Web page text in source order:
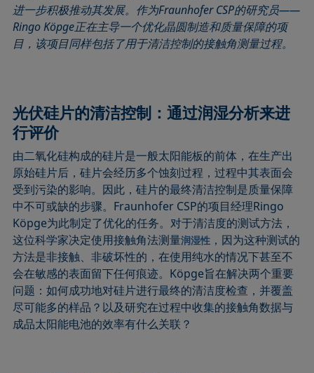
进一步积极推动其发展。作为Fraunhofer CSP的研究员——
Ringo Köpge正在主导一个优化晶圆制造和质量保障的项
目，该项目同样包括了用于清洁控制的接触角测量过程。
光伏硅片的清洁控制：通过润湿分析来进
行评价
由二氧化硅构成的硅片是一般太阳能板的前体，在生产出
原始硅片后，硅片会经历多个蚀刻过程，过程中其表面会
受到污染的影响。因此，硅片的最终清洁控制是质量保障
中不可或缺的步骤。Fraunhofer CSP的项目经理Ringo
Köpge为此制定了优化的任务。对于清洁度的测试方法，
这位科学家决定使用接触角法测量润湿性 ，因为这种测试的
方法是非接触、非破坏性的，在使用纯水的情况下甚至不
会在敏感的表面留下任何痕迹。Köpge旨在解决两个重要
问题：如何成功地对硅片进行最终的清洁度检查，并覆盖
尽可能多的样品？以及研究在过程中收集的接触角数据与
成品太阳能电池的效率有什么关联？